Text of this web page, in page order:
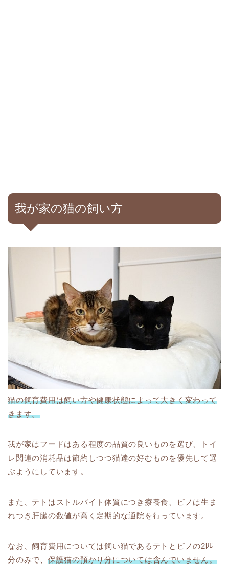
我が家の猫の飼い方
猫の飼育費用は飼い方や健康状態によって大きく変わって
きます。
我が家はフードはある程度の品質の良いものを選び、トイ
レ関連の消耗品は節約しつつ猫達の好むものを優先して選
ぶようにしています。
また、テトはストルバイト体質につき療養食、ピノは生ま
れつき肝臓の数値が高く定期的な通院を行っています。
なお、飼育費用については飼い猫であるテトとピノの2匹
分のみで、 保護猫の預かり分については含んでいません。